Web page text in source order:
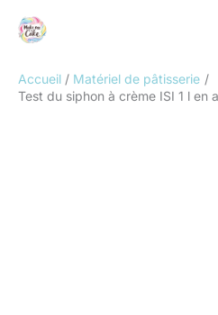
Accueil
Matériel de pâtisserie
Test du siphon à crème ISI 1 l en